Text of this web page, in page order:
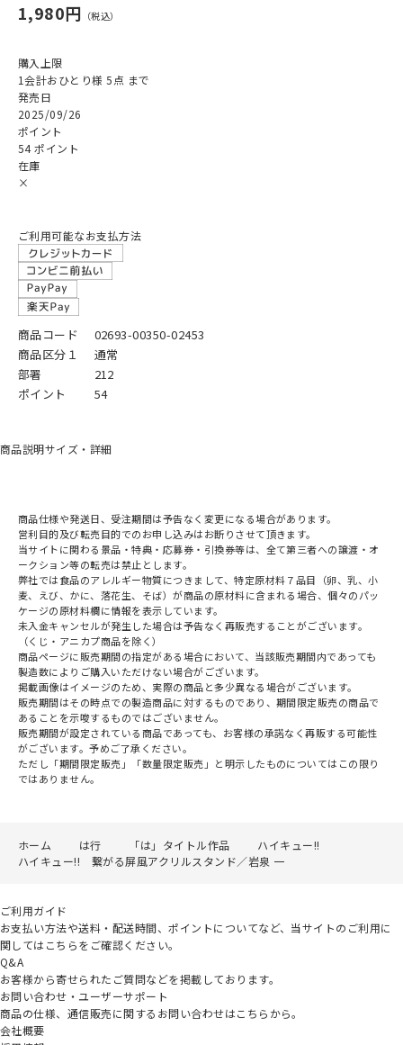
1,980円
購入上限
1会計おひとり様 5点 まで
発売日
2025/09/26
ポイント
54 ポイント
在庫
×
ご利用可能なお支払方法
商品コード
02693-00350-02453
商品区分１
通常
部署
212
ポイント
54
商品説明サイズ・詳細
商品仕様や発送日、受注期間は予告なく変更になる場合があります。
営利目的及び転売目的でのお申し込みはお断りさせて頂きます。
当サイトに関わる景品・特典・応募券・引換券等は、全て第三者への譲渡・オ
ークション等の転売は禁止とします。
弊社では食品のアレルギー物質につきまして、特定原材料７品目（卵、乳、小
麦、えび、かに、落花生、そば）が商品の原材料に含まれる場合、個々のパッ
ケージの原材料欄に情報を表示しています。
未入金キャンセルが発生した場合は予告なく再販売することがございます。
（くじ・アニカプ商品を除く）
商品ページに販売期間の指定がある場合において、当該販売期間内であっても
製造数によりご購入いただけない場合がございます。
掲載画像はイメージのため、実際の商品と多少異なる場合がございます。
販売期間はその時点での製造商品に対するものであり、期間限定販売の商品で
あることを示唆するものではございません。
販売期間が設定されている商品であっても、お客様の承諾なく再販する可能性
がございます。予めご了承ください。
ただし「期間限定販売」「数量限定販売」と明示したものについてはこの限り
ではありません。
ホーム は行 「は」タイトル作品
ハイキュー!!
ハイキュー!! 繋がる屏風アクリルスタンド／岩泉 一
ご利用ガイド
お支払い方法や送料・配送時間、ポイントについてなど、当サイトのご利用に
関してはこちらをご確認ください。
Q&A
お客様から寄せられたご質問などを掲載しております。
お問い合わせ・ユーザーサポート
商品の仕様、通信販売に関するお問い合わせはこちらから。
会社概要